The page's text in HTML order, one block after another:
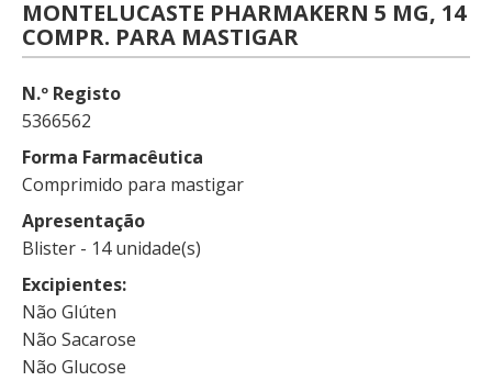
MONTELUCASTE PHARMAKERN 5 MG, 14
COMPR. PARA MASTIGAR
N.º Registo
5366562
Forma Farmacêutica
Comprimido para mastigar
Apresentação
Blister - 14 unidade(s)
Excipientes
Não Glúten
Não Sacarose
Não Glucose